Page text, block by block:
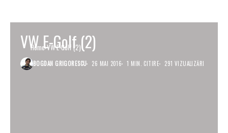
Home VW E-Golf (2)
VW E-Golf (2)
BOGDAN GRIGORESCU 26 MAI 2016 1 MIN. CITIRE 291 VIZUALIZĂRI